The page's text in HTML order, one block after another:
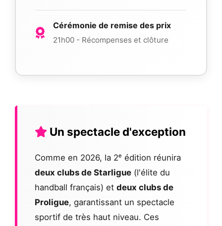
Cérémonie de remise des prix
21h00 - Récompenses et clôture
Un spectacle d'exception
Comme en 2026, la 2ᵉ édition réunira
deux clubs de Starligue (l'élite du
handball français) et deux clubs de
Proligue, garantissant un spectacle
sportif de très haut niveau. Ces